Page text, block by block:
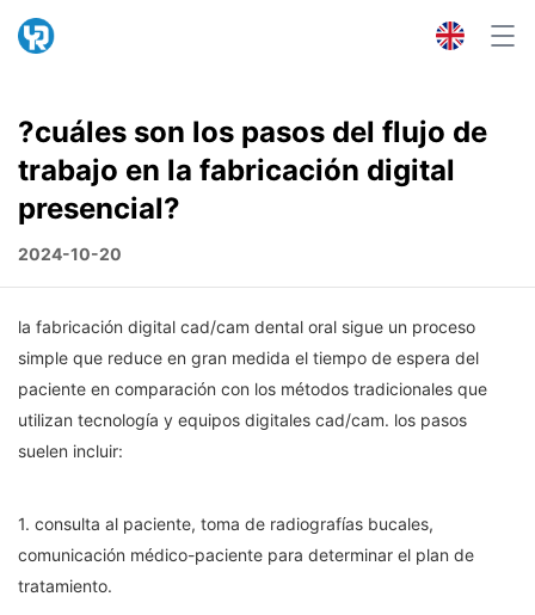
?cuáles son los pasos del flujo de
trabajo en la fabricación digital
presencial?
2024-10-20
la fabricación digital cad/cam dental oral sigue un proceso
simple que reduce en gran medida el tiempo de espera del
paciente en comparación con los métodos tradicionales que
utilizan tecnología y equipos digitales cad/cam. los pasos
suelen incluir:
1. consulta al paciente, toma de radiografías bucales,
comunicación médico-paciente para determinar el plan de
tratamiento.